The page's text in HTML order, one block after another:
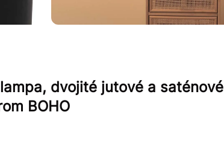
dvojité jutové a saténové
BOHO